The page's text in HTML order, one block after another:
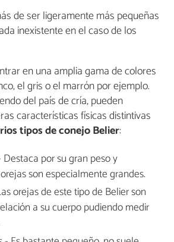
de ser ligeramente más pequeñas
inexistente en el caso de los
en una amplia gama de colores
el gris o el marrón por ejemplo.
del país de cría, pueden
características físicas distintivas
tipos de conejo Belier:
Destaca por su gran peso y
son especialmente grandes.
orejas de este tipo de Belier son
a su cuerpo pudiendo medir